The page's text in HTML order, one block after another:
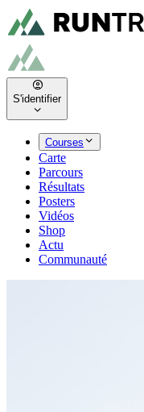
S'identifier
Courses
Carte
Parcours
Résultats
Posters
Vidéos
Shop
Actu
Communauté